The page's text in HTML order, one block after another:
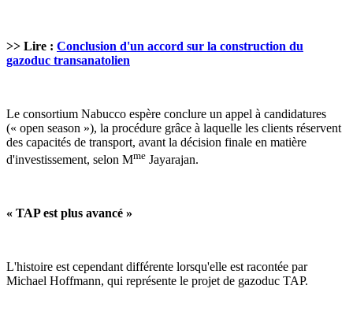
>> Lire : Conclusion d'un accord sur la construction du
gazoduc transanatolien
Le consortium Nabucco espère conclure un appel à candidatures
(« open season »), la procédure grâce à laquelle les clients réservent
des capacités de transport, avant la décision finale en matière
d'investissement, selon Mme Jayarajan.
« TAP est plus avancé »
L'histoire est cependant différente lorsqu'elle est racontée par
Michael Hoffmann, qui représente le projet de gazoduc TAP.